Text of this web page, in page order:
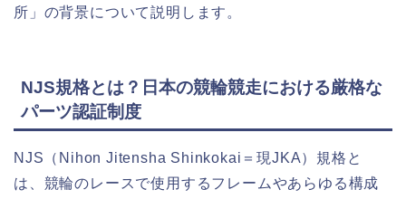
所」の背景について説明します。
NJS規格とは？日本の競輪競走における厳格な
パーツ認証制度
NJS（Nihon Jitensha Shinkokai＝現JKA）規格と
は、競輪のレースで使用するフレームやあらゆる構成